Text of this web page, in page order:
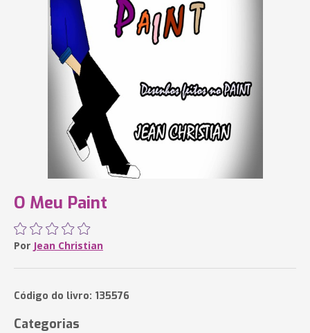
O Meu Paint
Por Jean Christian
Código do livro: 135576
Categorias